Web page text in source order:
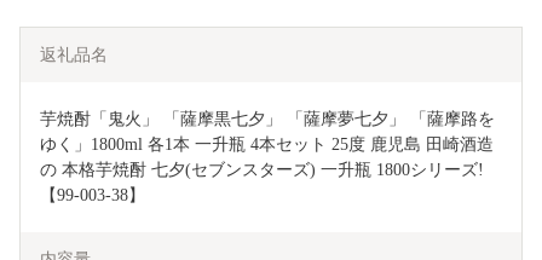
返礼品名
芋焼酎「鬼火」 「薩摩黒七夕」 「薩摩夢七夕」 「薩摩路を
ゆく」1800ml 各1本 一升瓶 4本セット 25度 鹿児島 田崎酒造
の 本格芋焼酎 七夕(セブンスターズ) 一升瓶 1800シリーズ!
【99-003-38】